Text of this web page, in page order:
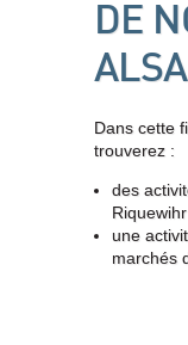
DE
Dans cette
trouverez :
des
Riquewihr
une
marchés